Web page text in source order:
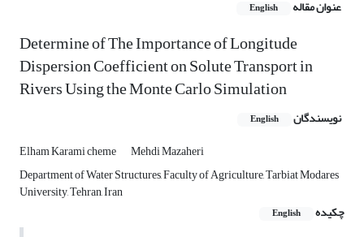
عنوان مقاله English
Determine of The Importance of Longitude
Dispersion Coefficient on Solute Transport in
Rivers Using the Monte Carlo Simulation
نویسندگان English
Elham Karami cheme
Mehdi Mazaheri
Department of Water Structures, Faculty of Agriculture, Tarbiat Modares
University, Tehran, Iran
چکیده
English